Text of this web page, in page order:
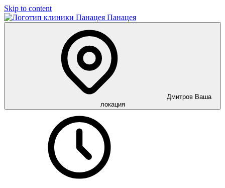
Skip to content
Панацея
Дмитров Ваша
локация